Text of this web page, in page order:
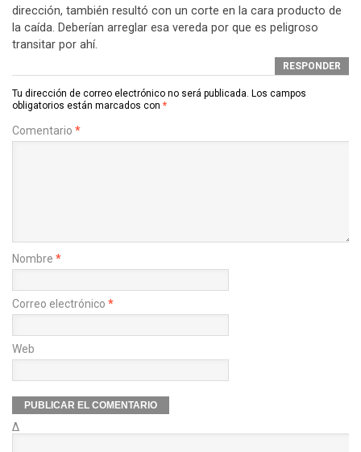
dirección, también resultó con un corte en la cara producto de
la caída. Deberían arreglar esa vereda por que es peligroso
transitar por ahí.
RESPONDER
Tu dirección de correo electrónico no será publicada. Los campos
obligatorios están marcados con *
Comentario *
Nombre *
Correo electrónico *
Web
Δ